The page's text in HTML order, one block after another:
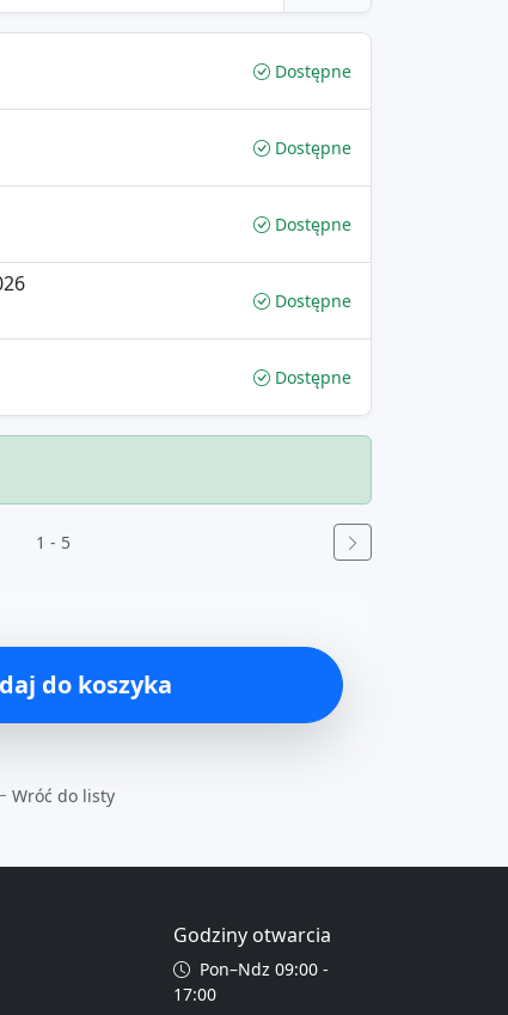
Dostępne
Dostępne
Dostępne
Dostępne
Dostępne
1 - 5
do koszyka
Wróć do listy
Godziny otwarcia
Pon–Ndz 09:00 -
17:00